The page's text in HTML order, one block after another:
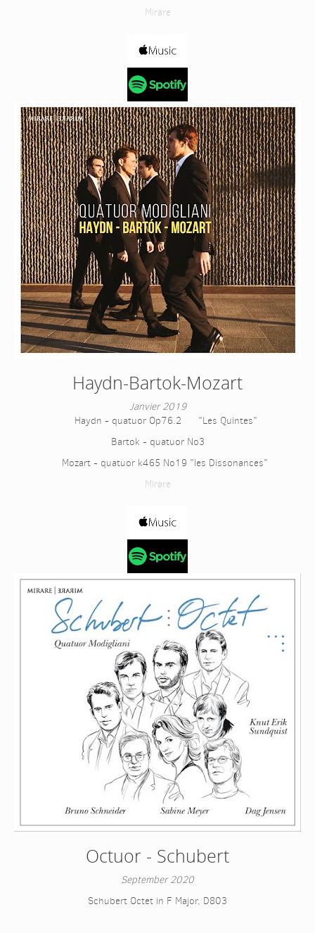
Mirare
Haydn-Bartok-Mozart
Janvier 2019
Haydn - quatuor Op76.2 "Les Quintes"
Bartok - quatuor No3
Mozart - quatuor k465 No19 "les Dissonances"
Mirare
Octuor - Schubert
September 2020
Schubert Octet in F Major, D803